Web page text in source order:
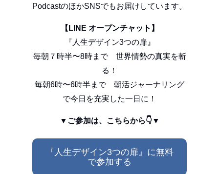
PodcastのほかSNSでもお届けしています。
【LINE オープンチャット】
『人生デザイン3つの扉』
毎朝７時半〜8時まで 世界情勢の真実を斬
る！
毎朝6時〜6時半まで 朝活ジャーナリング
で今日を充実した一日に！
▼ご参加は、こちらから👇▼
『人生デザイン3つの扉』に無料
で参加する